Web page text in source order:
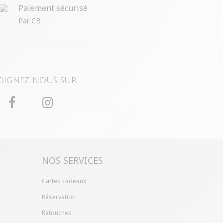
Paiement sécurisé
Par CB
nous sur
NOS SERVICES
Cartes cadeaux
Réservation
Retouches